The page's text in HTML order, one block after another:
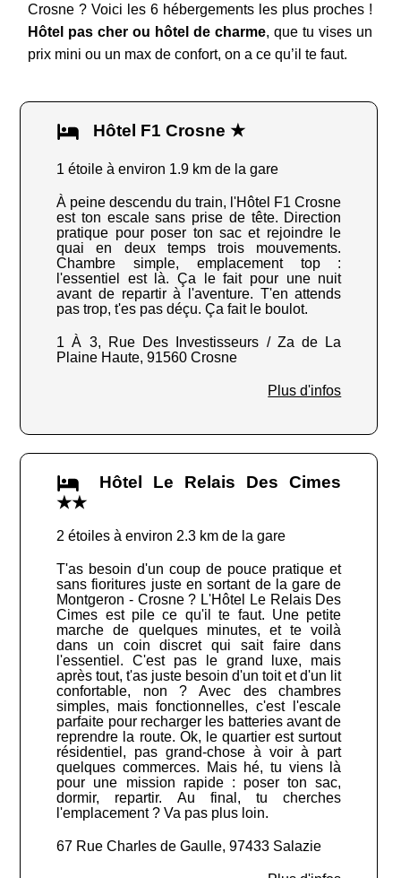
Crosne ? Voici les 6 hébergements les plus proches !
Hôtel pas cher ou hôtel de charme, que tu vises un
prix mini ou un max de confort, on a ce qu’il te faut.
Hôtel F1 Crosne ★
1 étoile à environ 1.9 km de la gare
À peine descendu du train, l'Hôtel F1 Crosne
est ton escale sans prise de tête. Direction
pratique pour poser ton sac et rejoindre le
quai en deux temps trois mouvements.
Chambre simple, emplacement top :
l'essentiel est là. Ça le fait pour une nuit
avant de repartir à l'aventure. T'en attends
pas trop, t'es pas déçu. Ça fait le boulot.
1 À 3, Rue Des Investisseurs / Za de La
Plaine Haute, 91560 Crosne
Plus d'infos
Hôtel Le Relais Des Cimes
★★
2 étoiles à environ 2.3 km de la gare
T'as besoin d'un coup de pouce pratique et
sans fioritures juste en sortant de la gare de
Montgeron - Crosne ? L'Hôtel Le Relais Des
Cimes est pile ce qu'il te faut. Une petite
marche de quelques minutes, et te voilà
dans un coin discret qui sait faire dans
l'essentiel. C'est pas le grand luxe, mais
après tout, t'as juste besoin d'un toit et d'un lit
confortable, non ? Avec des chambres
simples, mais fonctionnelles, c'est l'escale
parfaite pour recharger les batteries avant de
reprendre la route. Ok, le quartier est surtout
résidentiel, pas grand-chose à voir à part
quelques commerces. Mais hé, tu viens là
pour une mission rapide : poser ton sac,
dormir, repartir. Au final, tu cherches
l'emplacement ? Va pas plus loin.
67 Rue Charles de Gaulle, 97433 Salazie